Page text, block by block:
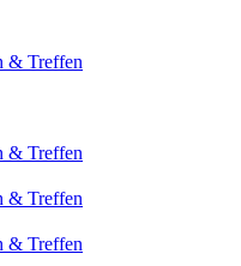
& Treffen
& Treffen
& Treffen
& Treffen